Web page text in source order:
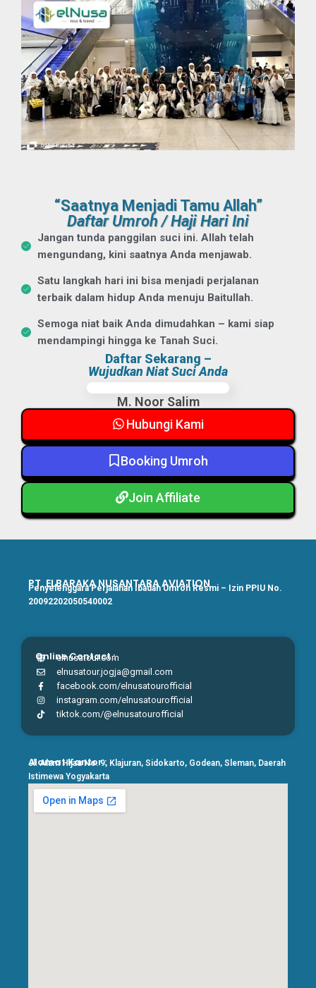
“Saatnya Menjadi Tamu Allah”
Daftar Umroh / Haji Hari Ini
Jangan tunda panggilan suci ini. Allah telah
mengundang, kini saatnya Anda menjawab.
Satu langkah hari ini bisa menjadi perjalanan
terbaik dalam hidup Anda menuju Baitullah.
Semoga niat baik Anda dimudahkan – kami siap
mendampingi hingga ke Tanah Suci.
Daftar Sekarang –
Wujudkan Niat Suci Anda
M. Noor Salim
Hubungi Kami
Booking Umroh
Join Affiliate
PT. ELBARAKA NUSANTARA AVIATION
Penyelenggara Perjalanan Ibadah Umroh Resmi – Izin PPIU No.
20092202050540002
Online Contact :
elnusatour.com
elnusatour.jogja@gmail.com
facebook.com/elnusatourofficial
instagram.com/elnusatourofficial
tiktok.com/@elnusatourofficial
Alamat Kantor :
Jl. Alam Hijau No. 9, Klajuran, Sidokarto, Godean, Sleman, Daerah
Istimewa Yogyakarta